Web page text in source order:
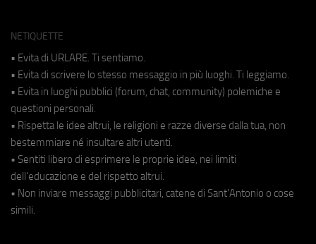
NETIQUETTE
• Evita di URLARE. Ti sentiamo.
• Evita di scrivere lo stesso messaggio in più luoghi. Ti leggiamo.
• Evita in luoghi pubblici (forum, chat, community) polemiche e
questioni personali.
• Rispetta le idee altrui, le religioni e razze diverse dalla tua, non
bestemmiare né insultare altri utenti.
• Sentiti libero di esprimere le proprie idee, nei limiti
dell'educazione e del rispetto altrui.
• Non inviare messaggi pubblicitari, catene di Sant'Antonio o cose
simili.